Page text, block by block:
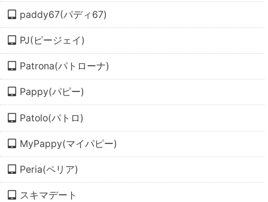
paddy67(パディ67)
PJ(ピージェイ)
Patrona(パトローナ)
Pappy(パピー)
Patolo(パトロ)
MyPappy(マイパピー)
Peria(ペリア)
スキマデート